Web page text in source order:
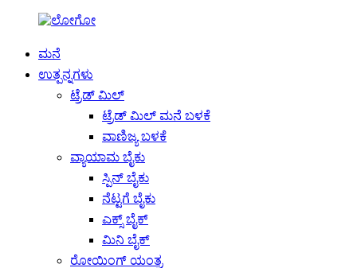
ಮನೆ
ಉತ್ಪನ್ನಗಳು
ಟ್ರೆಡ್ ಮಿಲ್
ಟ್ರೆಡ್ ಮಿಲ್ ಮನೆ ಬಳಕೆ
ವಾಣಿಜ್ಯ ಬಳಕೆ
ವ್ಯಾಯಾಮ ಬೈಕು
ಸ್ಪಿನ್ ಬೈಕು
ನೆಟ್ಟಗೆ ಬೈಕು
ಎಕ್ಸ್ ಬೈಕ್
ಮಿನಿ ಬೈಕ್
ರೋಯಿಂಗ್ ಯಂತ್ರ